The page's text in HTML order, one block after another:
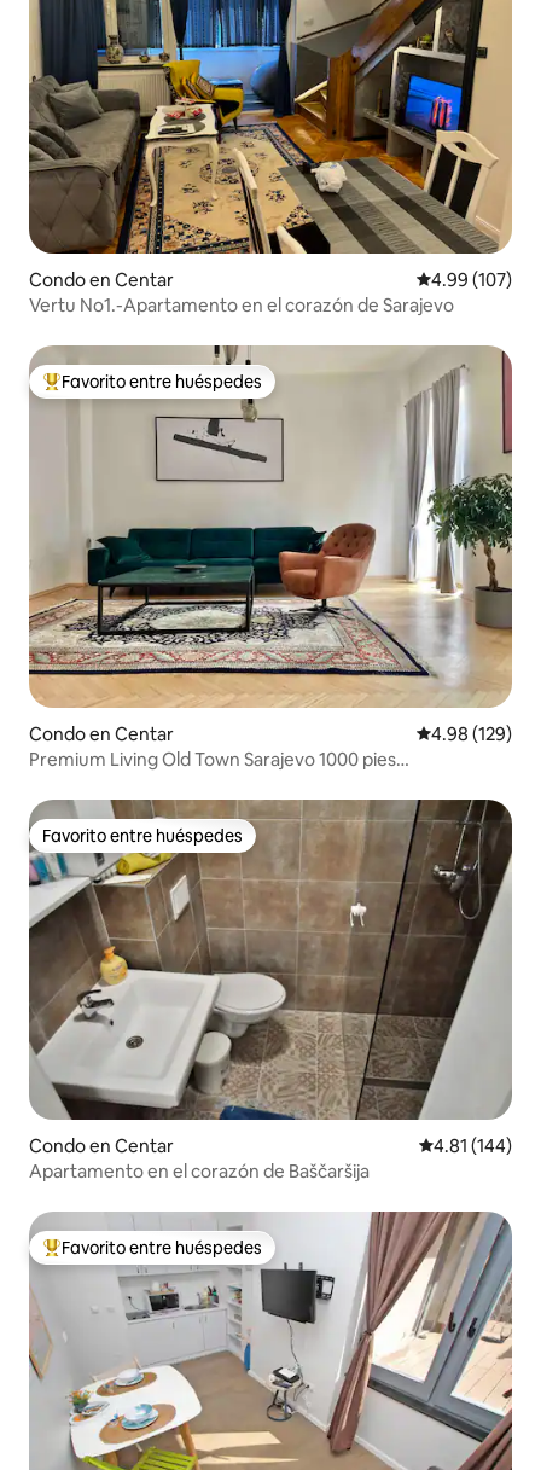
Condo en Centar Calificación
4.99 (107)
Vertu No1.-Apartamento en el corazón de Sarajevo
Favorito entre huéspedes preferido
Favorito entre huéspedes
Condo en Centar Calificación
4.98 (129)
Premium Living Old Town Sarajevo 1000 pies
Favorito entre huéspedes
Favorito entre huéspedes
Condo en Centar Calificación
4.81 (144)
Apartamento en el corazón de Baščaršija
Favorito entre huéspedes preferido
Favorito entre huéspedes